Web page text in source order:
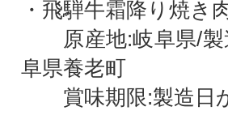
・飛騨牛霜降り焼き
原産地:岐阜県/製
阜県養老町
賞味期限:製造日